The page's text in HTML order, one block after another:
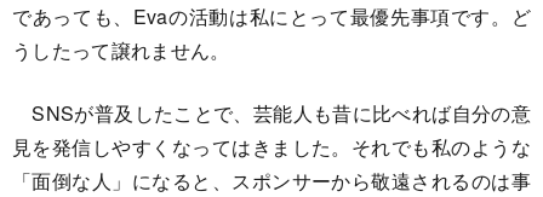
であっても、Evaの活動は私にとって最優先事項です。ど
うしたって譲れません。
SNSが普及したことで、芸能人も昔に比べれば自分の意
見を発信しやすくなってはきました。それでも私のような
「面倒な人」になると、スポンサーから敬遠されるのは事